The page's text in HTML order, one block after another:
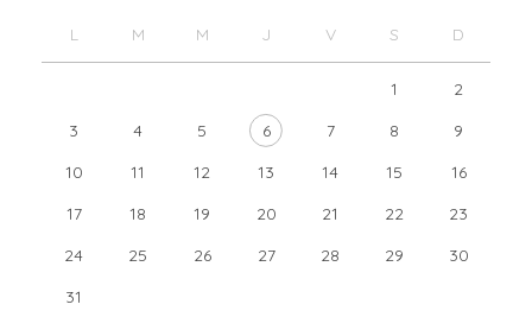
L M M J V S D
1
2
3
4 5 6 7 8
9
10
11 12 13 14 15
16
17
18 19 20 21 22
23
24
25 26 27 28 29
30
31